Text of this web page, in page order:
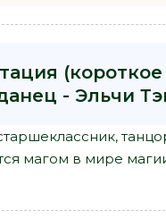
- Эльчи
магом в мире